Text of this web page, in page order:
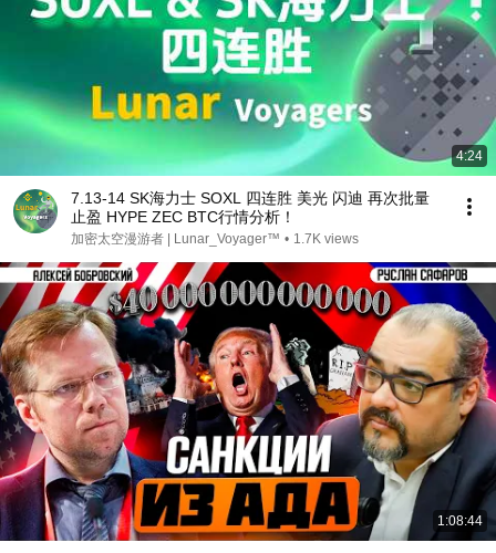
4:24
7.13-14 SK海力士 SOXL 四连胜 美光 闪迪 再次批量
止盈 HYPE ZEC BTC行情分析！
加密太空漫游者 | Lunar_Voyager™ • 1.7K views
1:08:44